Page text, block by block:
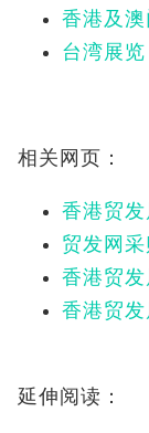
香港及
台湾展览
相关网页：
香港贸
贸发网
香港贸
香港贸
延伸阅读：